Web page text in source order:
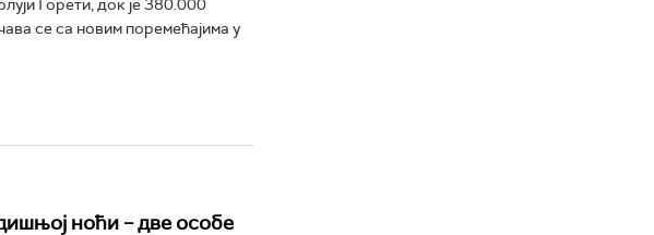
Горети, док је 380.000
се са новим поремећајима у
ноћи – две особе